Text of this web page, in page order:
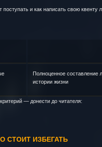
и как написать свою
Полноценное составление
истории жизни
— донести до читателя:
СТОИТ ИЗБЕГАТЬ